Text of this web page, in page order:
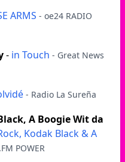
ARMS - oe24 RADIO
- in Touch - Great News
- Radio La Sureña
A Boogie Wit da
Kodak Black & A
POWER